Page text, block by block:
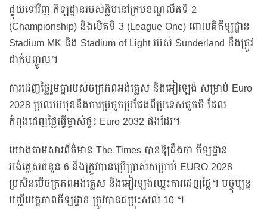
ផ្ទុយទៅវិញ កីឡដ្ឋានរបស់ក្លិបនៅក្របខណ្ឌលីគទី 2
(Championship) និងលីគទី 3 (League One) ពោលគឺកីឡដ្ឋាន
Stadium MK និង Stadium of Light របស់ Sunderland នឹងត្រូវ
ដាក់បញ្ចូល។
ការដេញថ្លៃរួមគ្នារបស់ចក្រភពអង់គ្លេស និងអៀរឡង់ សម្រាប់ Euro
2028 ប្រឈមមុខនឹងការប្រកួតប្រជែងពីប្រទេសតួកគី ដែល
កំពុងដេញថ្លៃធ្វើម្ចាស់ផ្ទះ Euro 2032 ផងដែរ។
យោងតាមសារព័ត៌មាន The Times បានឱ្យដឹងថា កីឡដ្ឋាន
អង់គ្លេសចំនួន 6 នឹងត្រូវបានប្រើប្រាស់សម្រាប់ EURO 2028
ប្រសិនបើចក្រភពអង់គ្លេស និងអៀរឡង់ឈ្នះការដេញថ្លៃ។ បច្ចុប្បន្ន
បញ្ជីបេក្ខភាពកីឡដ្ឋាន ត្រូវបានជម្រុះសល់ 10 ។